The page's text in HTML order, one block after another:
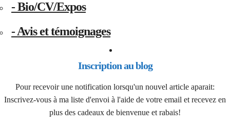
- Bio/CV/Expos
- Avis et témoignages
Inscription au blog
Pour recevoir une notification lorsqu'un nouvel article aparait:
Inscrivez-vous à ma liste d'envoi à l'aide de votre email et recevez en
plus des cadeaux de bienvenue et rabais!